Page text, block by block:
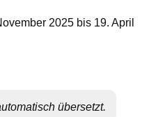
2025 bis 19. April
übersetzt.